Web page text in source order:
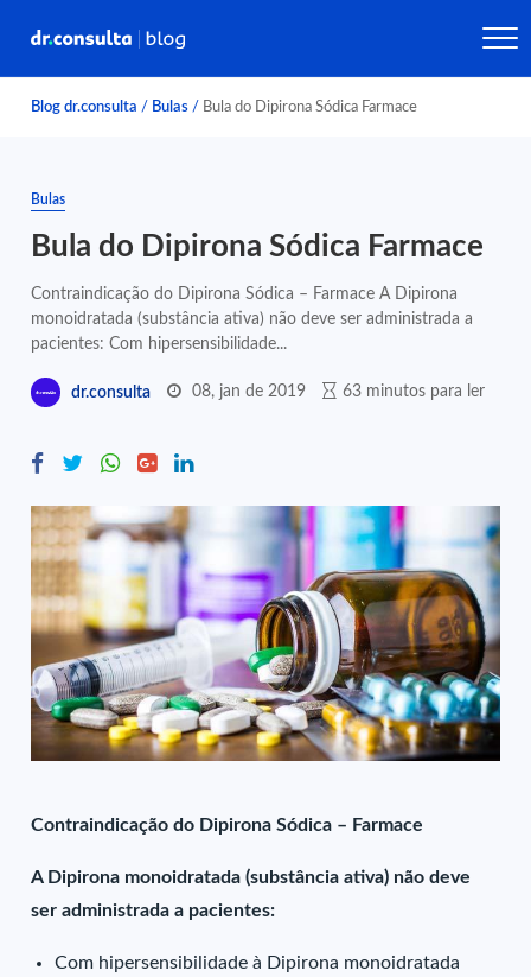
Blog dr.consulta / Bulas / Bula do Dipirona Sódica Farmace
Bulas
Bula do Dipirona Sódica Farmace
Contraindicação do Dipirona Sódica – Farmace A Dipirona
monoidratada (substância ativa) não deve ser administrada a
pacientes: Com hipersensibilidade...
dr.consulta 08, jan de 2019 63 minutos para ler
Contraindicação do Dipirona Sódica – Farmace
A Dipirona monoidratada (substância ativa) não deve
ser administrada a pacientes:
Com hipersensibilidade à Dipirona monoidratada